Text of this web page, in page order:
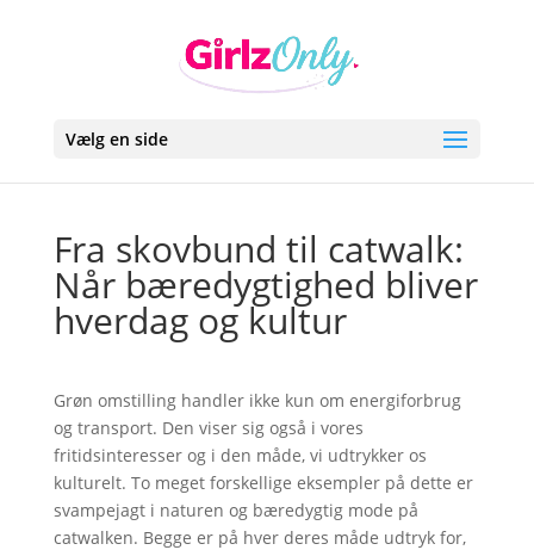
Vælg en side
Fra skovbund til catwalk:
Når bæredygtighed bliver
hverdag og kultur
Grøn omstilling handler ikke kun om energiforbrug
og transport. Den viser sig også i vores
fritidsinteresser og i den måde, vi udtrykker os
kulturelt. To meget forskellige eksempler på dette er
svampejagt i naturen og bæredygtig mode på
catwalken. Begge er på hver deres måde udtryk for,